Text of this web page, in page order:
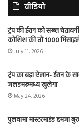
वीडियो
ट्रंप की ईरान को सख्त
कोशिश की तो 1000
July 11, 2026
ट्रंप का बड़ा ऐलान- ईरान के
जलडमरूमध्य खुलेगा
May 24, 2026
पुलवामा मास्टरमाइंड हमजा